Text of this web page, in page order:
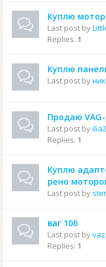
Куплю
Last post by
Replies: 1
Куплю
Last post by
Продаю
Last post by
Replies: 1
Куплю
рено
Last post by
ваг 106
Last post by
Replies: 1